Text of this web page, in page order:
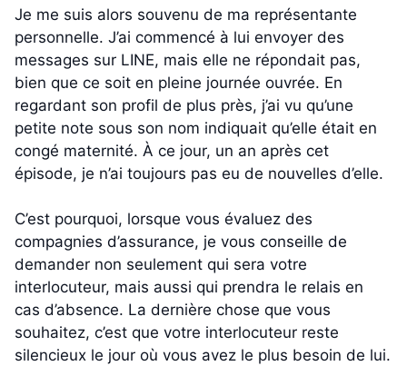
Je me suis alors souvenu de ma représentante
personnelle. J’ai commencé à lui envoyer des
messages sur LINE, mais elle ne répondait pas,
bien que ce soit en pleine journée ouvrée. En
regardant son profil de plus près, j’ai vu qu’une
petite note sous son nom indiquait qu’elle était en
congé maternité. À ce jour, un an après cet
épisode, je n’ai toujours pas eu de nouvelles d’elle.
C’est pourquoi, lorsque vous évaluez des
compagnies d’assurance, je vous conseille de
demander non seulement qui sera votre
interlocuteur, mais aussi qui prendra le relais en
cas d’absence. La dernière chose que vous
souhaitez, c’est que votre interlocuteur reste
silencieux le jour où vous avez le plus besoin de lui.